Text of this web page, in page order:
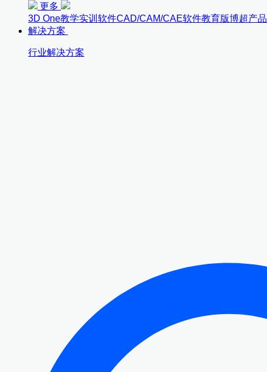
更多
3D One教学实训软件CAD/CAM/CAE软件教育版博超产品
解决方案
行业解决方案